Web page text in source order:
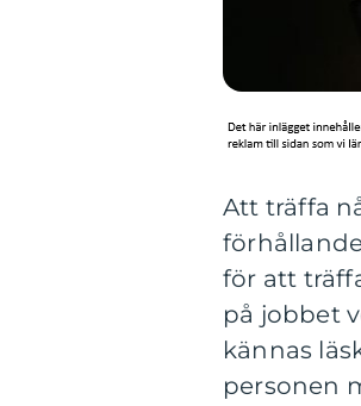
Att träffa
för att
på jobbet
kännas
personen